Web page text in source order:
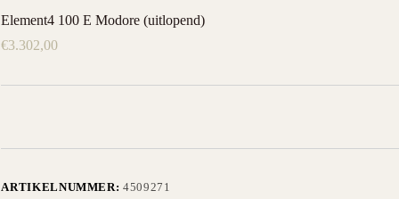
Element4 100 E Modore (uitlopend)
€3.302,00
ARTIKELNUMMER:4509271